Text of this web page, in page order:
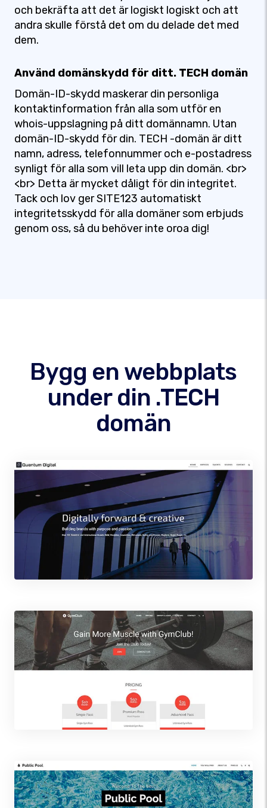
och bekräfta att det är logiskt logiskt och att
andra skulle förstå det om du delade det med
dem.
Använd domänskydd för ditt. TECH domän
Domän-ID-skydd maskerar din personliga
kontaktinformation från alla som utför en
whois-uppslagning på ditt domännamn. Utan
domän-ID-skydd för din. TECH -domän är ditt
namn, adress, telefonnummer och e-postadress
synligt för alla som vill leta upp din domän. <br>
<br> Detta är mycket dåligt för din integritet.
Tack och lov ger SITE123 automatiskt
integritetsskydd för alla domäner som erbjuds
genom oss, så du behöver inte oroa dig!
Bygg en webbplats
under din .TECH
domän